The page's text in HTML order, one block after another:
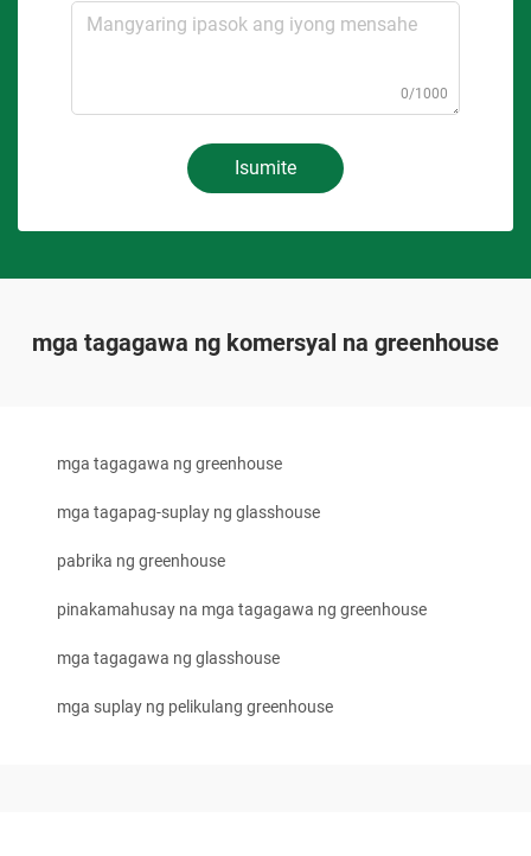
0/1000
Isumite
mga tagagawa ng komersyal na greenhouse
mga tagagawa ng greenhouse
mga tagapag-suplay ng glasshouse
pabrika ng greenhouse
pinakamahusay na mga tagagawa ng greenhouse
mga tagagawa ng glasshouse
mga suplay ng pelikulang greenhouse